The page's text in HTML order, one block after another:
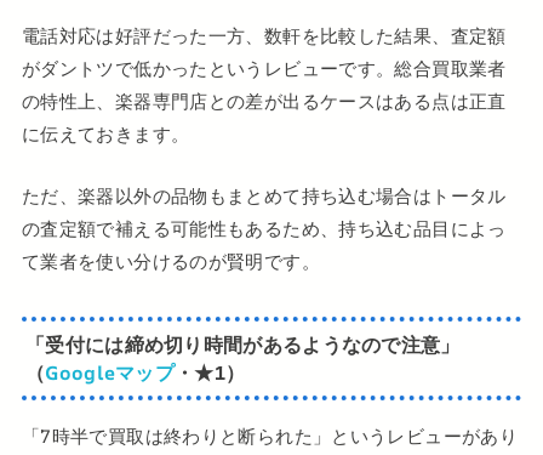
電話対応は好評だった一方、数軒を比較した結果、査定額
がダントツで低かったというレビューです。総合買取業者
の特性上、楽器専門店との差が出るケースはある点は正直
に伝えておきます。
ただ、楽器以外の品物もまとめて持ち込む場合はトータル
の査定額で補える可能性もあるため、持ち込む品目によっ
て業者を使い分けるのが賢明です。
「受付には締め切り時間があるようなので注意」
（Googleマップ・★1）
「7時半で買取は終わりと断られた」というレビューがあり